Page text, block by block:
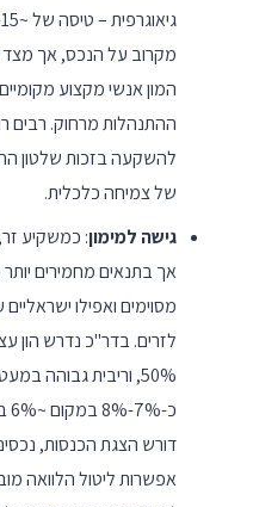
מקרוב על הנכס, אך מצד
המון אנשי מקצוע
ההתנהלות מרחוק. רבים
להשקעה בזכות שלטון
של צמיחה כלכלית.
גישה למימון: כמשקיע
אך בתנאים מחמירים יותר
מסוימים ואפילו
50%, וריבית גבוהה
דורש הצגת הכנסות, נכסים
אפשרות ליטול הלוואה